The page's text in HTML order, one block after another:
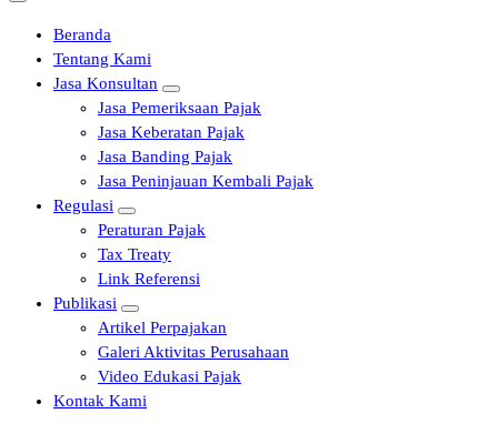
Beranda
Tentang Kami
Jasa Konsultan
Jasa Pemeriksaan Pajak
Jasa Keberatan Pajak
Jasa Banding Pajak
Jasa Peninjauan Kembali Pajak
Regulasi
Peraturan Pajak
Tax Treaty
Link Referensi
Publikasi
Artikel Perpajakan
Galeri Aktivitas Perusahaan
Video Edukasi Pajak
Kontak Kami